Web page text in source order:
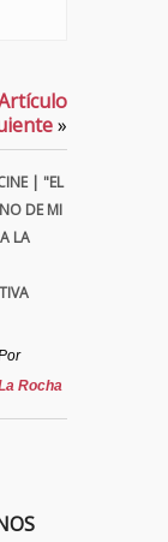
»
| "EL
DE MI
LA
Rocha